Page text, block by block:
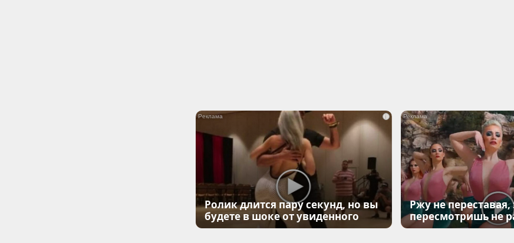
i
Ролик длится пару секунд, но вы
будете в шоке от увиденного
Ржу не переставая,
пересмотришь не